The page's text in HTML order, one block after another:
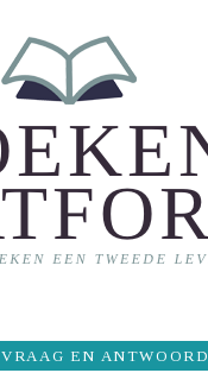
VRAAG EN ANTWOORD